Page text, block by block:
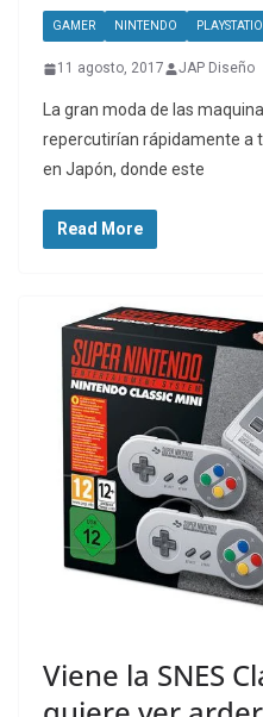
GAMER NINTENDO
11 agosto, 2017 JAP Diseño
La gran moda de las
repercutirían rápidamente a
en Japón, donde este
Read More
Viene la SNES